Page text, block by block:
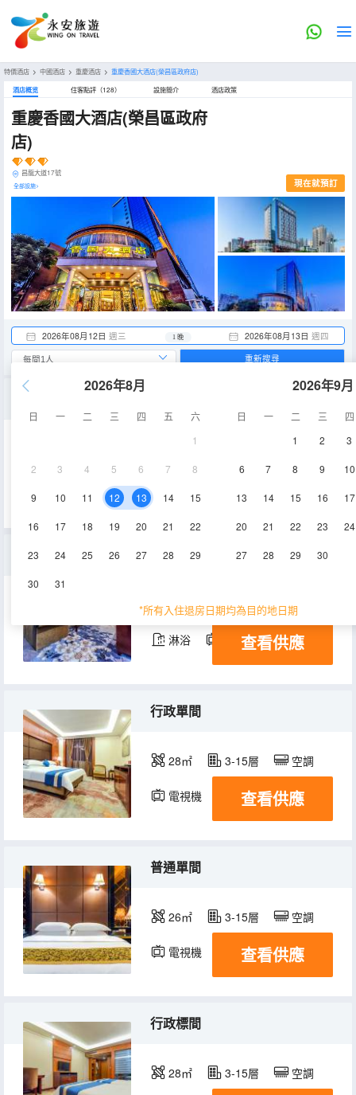
特價酒店 > 中國酒店 > 重慶酒店 > 重慶香國大酒店(榮昌區政府店)
酒店概览 住客點評（128） 設施簡介 酒店政策
重慶香國大酒店(榮昌區政府
店)
昌龍大道17號
全部設施> 現在就預訂
2026年08月12日 週三 2026年08月13日 週四
1 晚
2026年8月
日 一 二 三 四 五
六
1
2 3 4 5 6 7 8
9 10 11 12 13 14 15
16 17 18 19 20 21 22
23 24 25 26 27 28 29
30 31
2026年9月
日 一 二 三
四
1
2 3
6 7 8 9 10
13 14 15 16 17
20 21 22 23 24
27 28 29 30
*所有入住退房日期均為目的地日期
重新搜尋
空調
商務套間
42㎡ 3-15層 空調
淋浴 電視機
查看供應
行政單間
28㎡ 3-15層 空調
電視機 查看供應
普通單間
26㎡ 3-15層 空調
電視機 查看供應
行政標間
28㎡ 3-15層 空調